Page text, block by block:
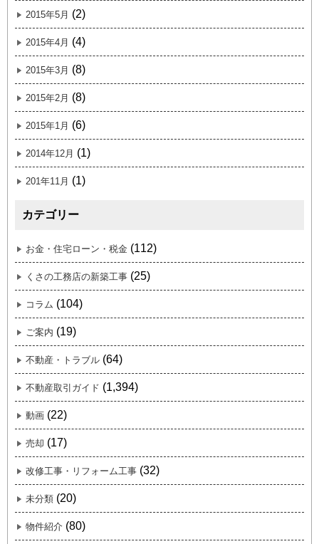
2015年5月 (2)
2015年4月 (4)
2015年3月 (8)
2015年2月 (8)
2015年1月 (6)
2014年12月 (1)
201年11月 (1)
カテゴリー
お金・住宅ローン・税金 (112)
くさの工務店の新築工事 (25)
コラム (104)
ご案内 (19)
不動産・トラブル (64)
不動産取引ガイド (1,394)
動画 (22)
売却 (17)
改修工事・リフォーム工事 (32)
未分類 (20)
物件紹介 (80)